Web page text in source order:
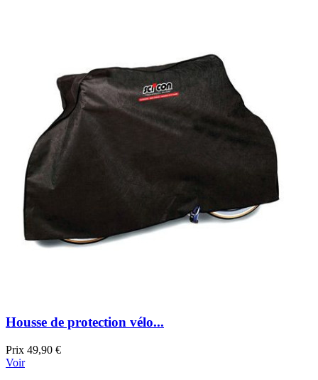
Housse de protection vélo...
Prix 49,90 €
Voir